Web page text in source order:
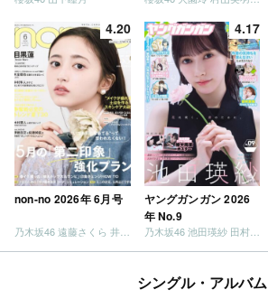
4.20
non-no 2026年 6月号
4.17
ヤングガンガン 2026
年 No.9
乃木坂46 池田瑛紗 田村真佑
シングル・アルバム